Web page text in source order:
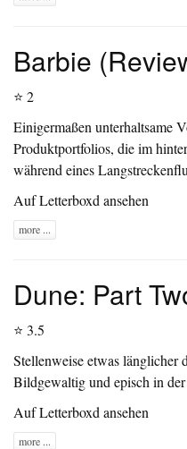
Barbie
⭐ 2
Einigermaßen unterhaltsame
Produktportfolios, die im
während eines
Auf Letterboxd ansehen
more ...
Dune: Part
⭐ 3.5
Stellenweise etwas länglicher
Bildgewaltig und episch in der
Auf Letterboxd ansehen
more ...